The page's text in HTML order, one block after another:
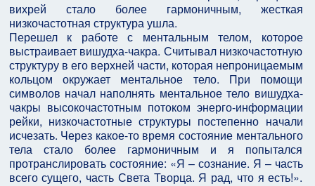
вихрей стало более гармоничным, жесткая
низкочастотная структура ушла.
Перешел к работе с ментальным телом, которое
выстраивает вишудха-чакра. Считывал низкочастотную
структуру в его верхней части, которая непроницаемым
кольцом окружает ментальное тело. При помощи
символов начал наполнять ментальное тело вишудха-
чакры высокочастотным потоком энерго-информации
рейки, низкочастотные структуры постепенно начали
исчезать. Через какое-то время состояние ментального
тела стало более гармоничным и я попытался
протранслировать состояние: «Я – сознание. Я – часть
всего сущего, часть Света Творца. Я рад, что я есть!».